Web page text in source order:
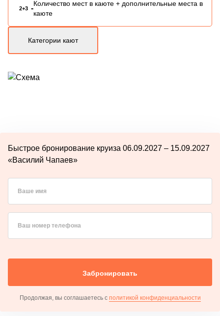
2+3 -
Количество мест в каюте + дополнительные места в
каюте
Категории кают
Быстрое бронирование круиза 06.09.2027 – 15.09.2027
«Василий Чапаев»
Ваше имя
Ваш номер телефона
Забронировать
Продолжая, вы соглашаетесь с политикой конфиденциальности